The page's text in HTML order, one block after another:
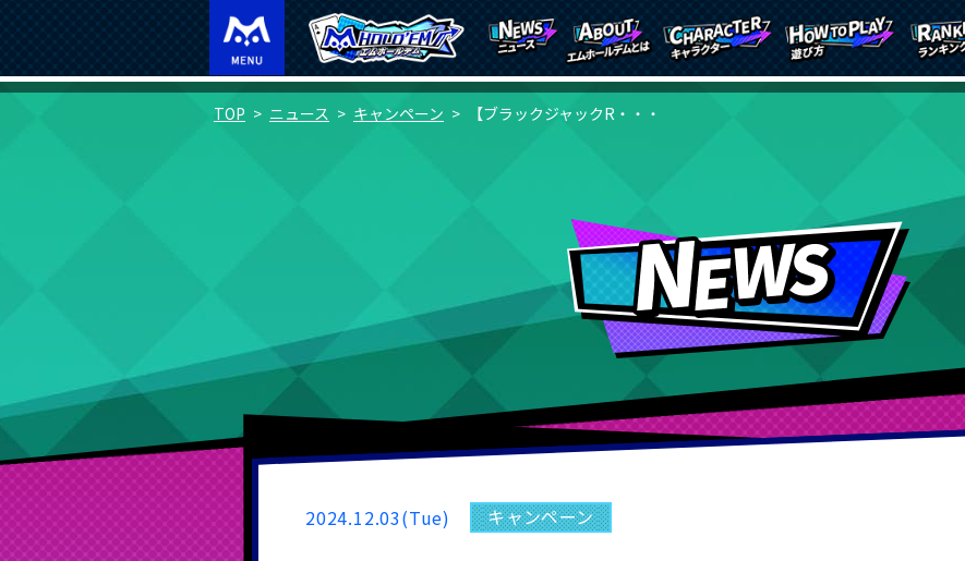
TOP ニュース キャンペーン 【ブラックジャックR・・・
2024.12.03(Tue) キャンペーン